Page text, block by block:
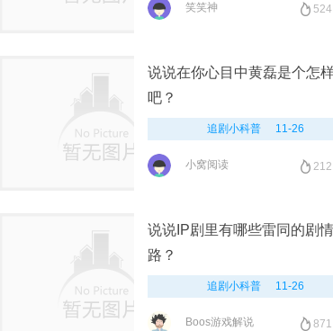
笑笑神 524
说说在你心目中黄磊是个怎
吧？
追剧小科普 11-26
小窝阅读 212
说说IP剧里有哪些雷同的剧
路？
追剧小科普 11-26
Boos游戏解说 871